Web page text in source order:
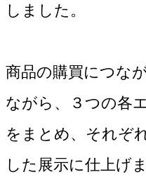
しました。
商品の購買につな
ながら、３つの各
をまとめ、それぞ
した展示に仕上げ